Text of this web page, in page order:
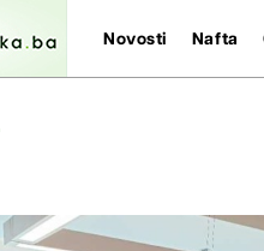
Novosti Nafta